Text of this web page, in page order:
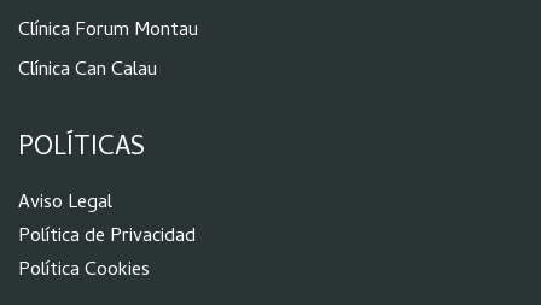
Clínica Forum Montau
Clínica Can Calau
POLÍTICAS
Aviso Legal
Política de Privacidad
Política Cookies